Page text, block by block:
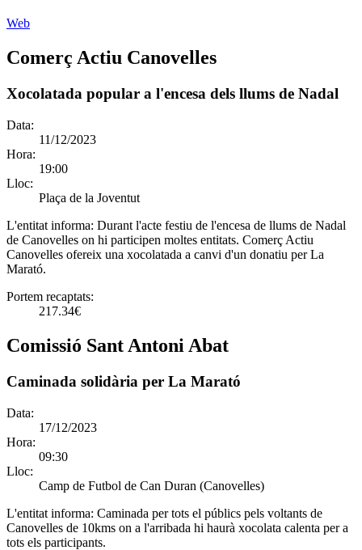
Web
Comerç Actiu Canovelles
Xocolatada popular a l'encesa dels llums de Nadal
Data:
11/12/2023
Hora:
19:00
Lloc:
Plaça de la Joventut
L'entitat informa: Durant l'acte festiu de l'encesa de llums de Nadal
de Canovelles on hi participen moltes entitats. Comerç Actiu
Canovelles ofereix una xocolatada a canvi d'un donatiu per La
Marató.
Portem recaptats:
217.34€
Comissió Sant Antoni Abat
Caminada solidària per La Marató
Data:
17/12/2023
Hora:
09:30
Lloc:
Camp de Futbol de Can Duran (Canovelles)
L'entitat informa: Caminada per tots el públics pels voltants de
Canovelles de 10kms on a l'arribada hi haurà xocolata calenta per a
tots els participants.